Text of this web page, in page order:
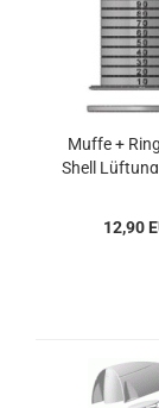
Muffe +
Shell
12,90